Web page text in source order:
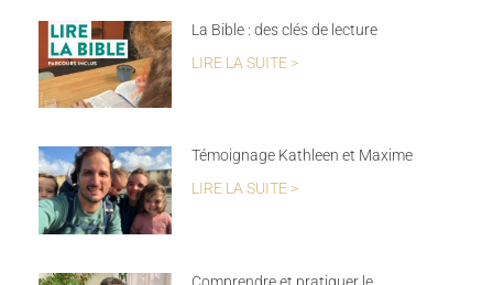
La Bible : des clés de lecture
LIRE LA SUITE >
Témoignage Kathleen et Maxime
LIRE LA SUITE >